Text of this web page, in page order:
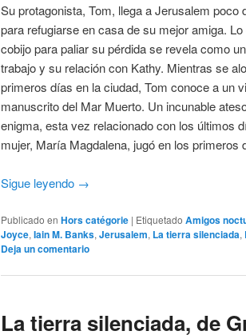
Su protagonista, Tom, llega a Jerusalem
para refugiarse en casa de su mejor amiga.
cobijo para paliar su pérdida se revela como
trabajo y su relación con Kathy. Mientras se
primeros días en la ciudad, Tom conoce a un
manuscrito del Mar Muerto. Un incunable
enigma, esta vez relacionado con los últimos
mujer, María Magdalena, jugó en los primeros
Sigue leyendo →
Publicado en Hors catégorie | Etiquetado Amigos
Joyce, Iain M. Banks, Jerusalem, La tierra silenciada,
Deja un comentario
La tierra silenciada, de